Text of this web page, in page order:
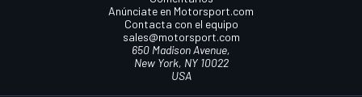
Anúnciate en Motorsport.com
Contacta con el equipo
sales@motorsport.com
650 Madison Avenue,
New York, NY 10022
USA